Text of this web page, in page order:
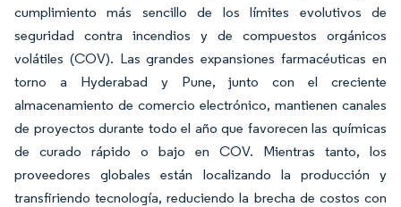
cumplimiento más sencillo de los límites evolutivos de
seguridad contra incendios y de compuestos orgánicos
volátiles (COV). Las grandes expansiones farmacéuticas en
torno a Hyderabad y Pune, junto con el creciente
almacenamiento de comercio electrónico, mantienen canales
de proyectos durante todo el año que favorecen las químicas
de curado rápido o bajo en COV. Mientras tanto, los
proveedores globales están localizando la producción y
transfiriendo tecnología, reduciendo la brecha de costos con